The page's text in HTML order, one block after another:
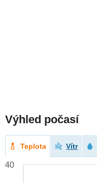
Výhled počasí
Teplota Vítr
40